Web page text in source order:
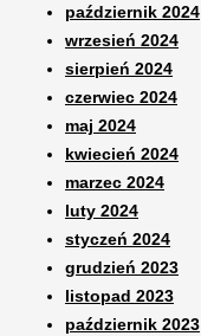
październik 2024
wrzesień 2024
sierpień 2024
czerwiec 2024
maj 2024
kwiecień 2024
marzec 2024
luty 2024
styczeń 2024
grudzień 2023
listopad 2023
październik 2023